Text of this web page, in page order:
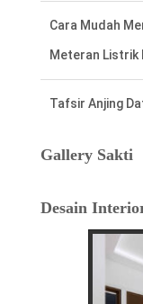
Cara Mudah
Meteran Listrik
Tafsir Anjing
Agar Tidak
Cara Cepat
via WhatsApp:
Gallery Sakti
Desain